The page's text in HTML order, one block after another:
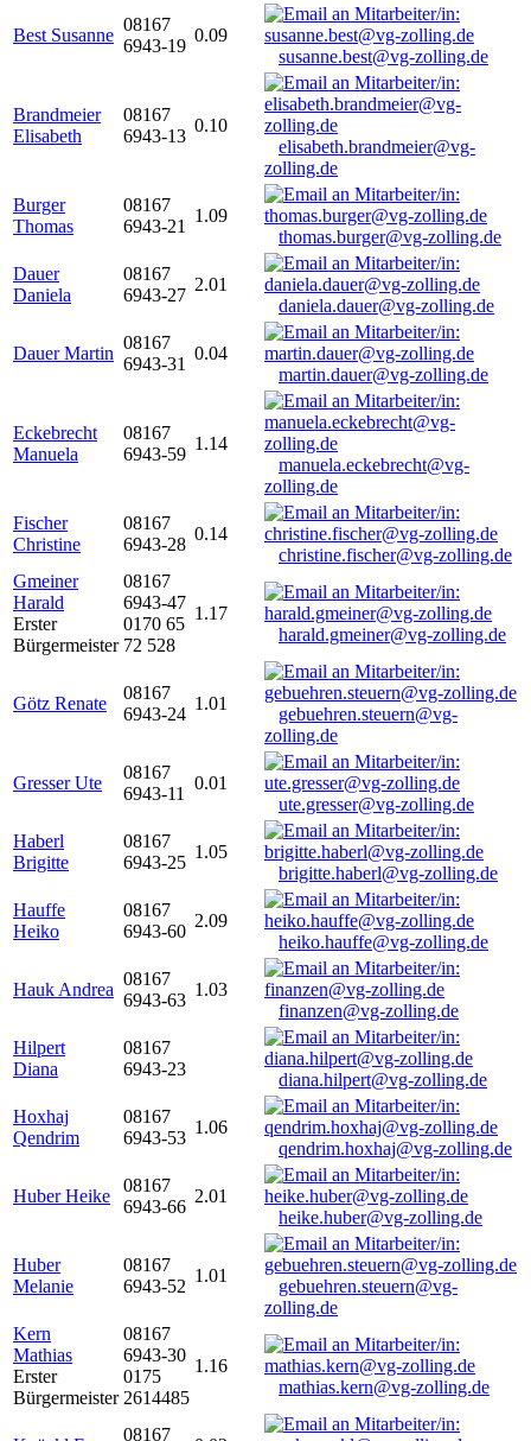
Best Susanne
08167
6943-19
0.09
susanne.best@vg-zolling.de
Brandmeier
Elisabeth
08167
6943-13
0.10
elisabeth.brandmeier@vg-
zolling.de
Burger
Thomas
08167
6943-21
1.09
thomas.burger@vg-zolling.de
Dauer
Daniela
08167
6943-27
2.01
daniela.dauer@vg-zolling.de
Dauer Martin
08167
6943-31
0.04
martin.dauer@vg-zolling.de
Eckebrecht
Manuela
08167
6943-59
1.14
manuela.eckebrecht@vg-
zolling.de
Fischer
Christine
08167
6943-28
0.14
christine.fischer@vg-zolling.de
Gmeiner
Harald
Erster
Bürgermeister
08167
6943-47
0170 65
72 528
1.17
harald.gmeiner@vg-zolling.de
Götz Renate
08167
6943-24
1.01
gebuehren.steuern@vg-
zolling.de
Gresser Ute
08167
6943-11
0.01
ute.gresser@vg-zolling.de
Haberl
Brigitte
08167
6943-25
1.05
brigitte.haberl@vg-zolling.de
Hauffe
Heiko
08167
6943-60
2.09
heiko.hauffe@vg-zolling.de
Hauk Andrea
08167
6943-63
1.03
finanzen@vg-zolling.de
Hilpert
Diana
08167
6943-23
diana.hilpert@vg-zolling.de
Hoxhaj
Qendrim
08167
6943-53
1.06
qendrim.hoxhaj@vg-zolling.de
Huber Heike
08167
6943-66
2.01
heike.huber@vg-zolling.de
Huber
Melanie
08167
6943-52
1.01
gebuehren.steuern@vg-
zolling.de
Kern
Mathias
Erster
Bürgermeister
08167
6943-30
0175
2614485
1.16
mathias.kern@vg-zolling.de
08167